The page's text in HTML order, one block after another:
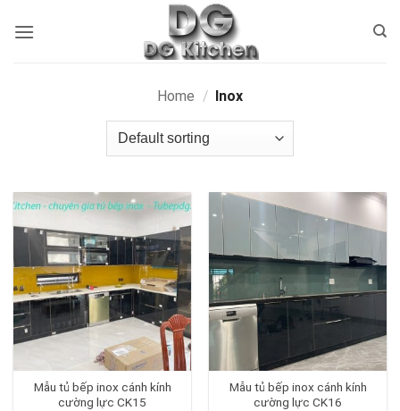
qua
Home / Inox
Mẫu tủ bếp inox cánh kính
cường lực CK15
Mẫu tủ bếp inox cánh kính
cường lực CK16